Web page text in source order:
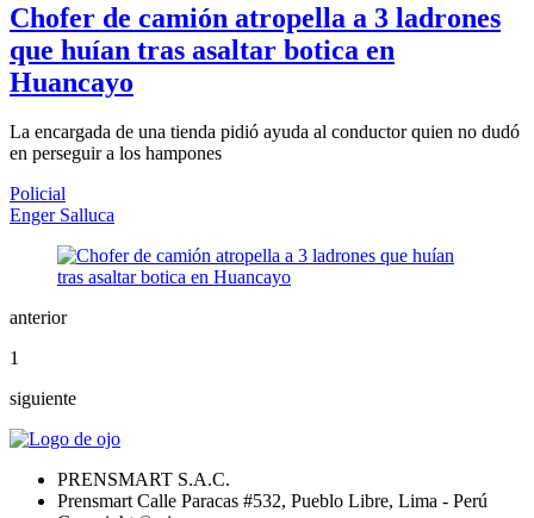
Chofer de camión atropella a 3 ladrones
que huían tras asaltar botica en
Huancayo
La encargada de una tienda pidió ayuda al conductor quien no dudó
en perseguir a los hampones
Policial
Enger Salluca
anterior
1
siguiente
PRENSMART S.A.C.
Prensmart Calle Paracas #532, Pueblo Libre, Lima - Perú